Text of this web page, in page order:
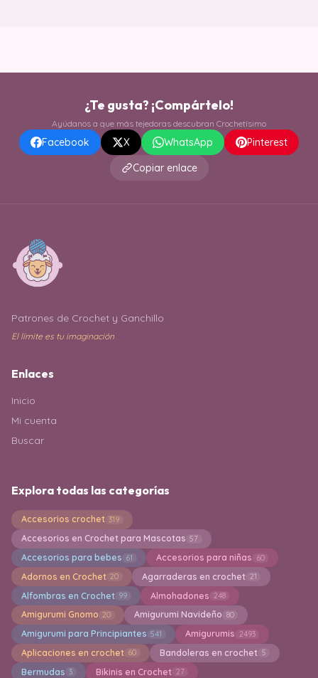
¿Te gusta? ¡Compártelo!
Ayúdanos a que más tejedoras descubran Crochetísimo
Facebook X WhatsApp
Pinterest
Copiar enlace
Patrones de Crochet y Ganchillo
El límite es tu imaginación
Enlaces
Inicio
Mi cuenta
Buscar
Explora todas las categorías
Accesorios crochet 319
Accesorios en Crochet para Mascotas 57
Accesorios para bebes 61 Accesorios para niñas 60
Adornos en Crochet 20 Agarraderas en crochet 21
Alfombras en Crochet 99 Almohadones 248
Amigurumi Gnomo 20 Amigurumi Navideño 80
Amigurumi para Principiantes 541 Amigurumis 2493
Aplicaciones en crochet 60 Bandoleras en crochet 5
Bermudas 3 Bikinis en Crochet 27